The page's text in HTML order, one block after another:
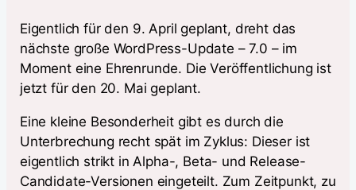
Eigentlich für den 9. April geplant, dreht das
nächste große WordPress-Update – 7.0 – im
Moment eine Ehrenrunde. Die Veröffentlichung ist
jetzt für den 20. Mai geplant.
Eine kleine Besonderheit gibt es durch die
Unterbrechung recht spät im Zyklus: Dieser ist
eigentlich strikt in Alpha-, Beta- und Release-
Candidate-Versionen eingeteilt. Zum Zeitpunkt, zu